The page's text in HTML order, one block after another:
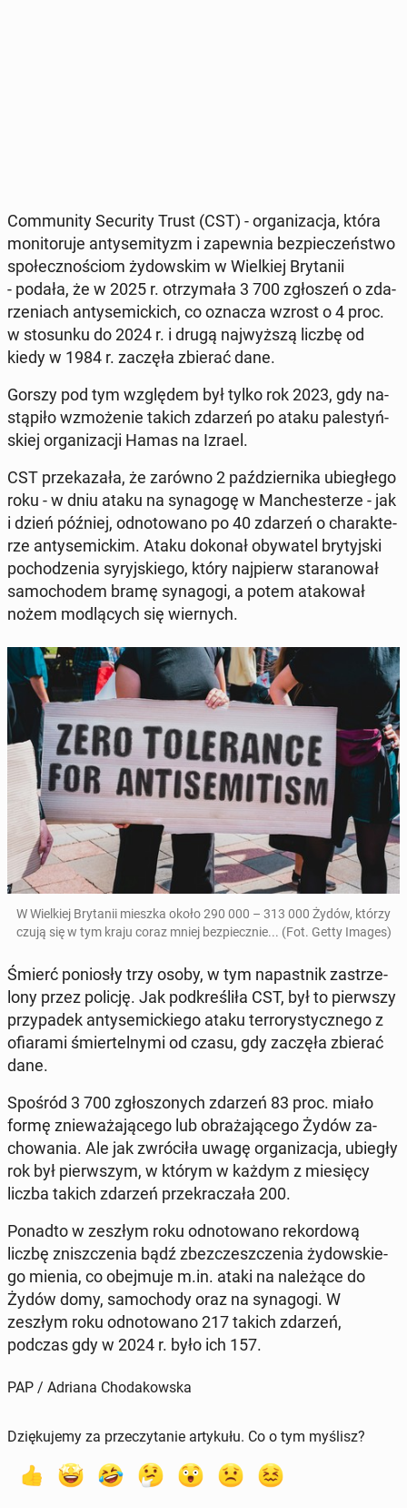
Com­mu­ni­ty Se­cu­ri­ty Trust (CST) - or­ga­ni­za­cja, która
mo­ni­to­ru­je an­ty­se­mi­tyzm i za­pew­nia bez­pie­czeń­stwo
spo­łecz­no­ściom ży­dow­skim w Wiel­kiej Bry­ta­nii
- podała, że w 2025 r. otrzy­ma­ła 3 700 zgło­szeń o zda­
rze­niach an­ty­se­mic­kich, co oznacza wzrost o 4 proc.
w sto­sun­ku do 2024 r. i drugą naj­wyż­szą liczbę od
kiedy w 1984 r. zaczęła zbierać dane.
Gorszy pod tym wzglę­dem był tylko rok 2023, gdy na­
stą­pi­ło wzmo­że­nie takich zdarzeń po ataku pa­le­styń­
skiej or­ga­ni­za­cji Hamas na Izrael.
CST prze­ka­za­ła, że zarówno 2 paź­dzier­ni­ka ubie­głe­go
roku - w dniu ataku na sy­na­go­gę w Man­che­ste­rze - jak
i dzień później, od­no­to­wa­no po 40 zdarzeń o cha­rak­te­
rze an­ty­se­mic­kim. Ataku dokonał oby­wa­tel bry­tyj­ski
po­cho­dze­nia sy­ryj­skie­go, który naj­pierw sta­ra­no­wał
sa­mo­cho­dem bramę sy­na­go­gi, a potem ata­ko­wał
nożem mo­dlą­cych się wier­nych.
W Wiel­kiej Bry­ta­nii mieszka około 290 000 – 313 000 Żydów, którzy
czują się w tym kraju coraz mniej bez­piecz­nie... (Fot. Getty Images)
Śmierć po­nio­sły trzy osoby, w tym na­past­nik za­strze­
lo­ny przez policję. Jak pod­kre­śli­ła CST, był to pierw­szy
przy­pa­dek an­ty­se­mic­kie­go ataku ter­ro­ry­stycz­ne­go z
ofia­ra­mi śmier­tel­ny­mi od czasu, gdy zaczęła zbierać
dane.
Spośród 3 700 zgło­szo­nych zdarzeń 83 proc. miało
formę znie­wa­ża­ją­ce­go lub ob­ra­ża­ją­ce­go Żydów za­
cho­wa­nia. Ale jak zwró­ci­ła uwagę or­ga­ni­za­cja, ubiegły
rok był pierw­szym, w którym w każdym z mie­się­cy
liczba takich zdarzeń prze­kra­cza­ła 200.
Ponadto w zeszłym roku od­no­to­wa­no re­kor­do­wą
liczbę znisz­cze­nia bądź zbez­czesz­cze­nia ży­dow­skie­
go mienia, co obej­mu­je m.in. ataki na na­le­żą­ce do
Żydów domy, sa­mo­cho­dy oraz na sy­na­go­gi. W
zeszłym roku od­no­to­wa­no 217 takich zdarzeń,
podczas gdy w 2024 r. było ich 157.
PAP / Adriana Chodakowska
Dziękujemy za przeczytanie artykułu. Co o tym myślisz?